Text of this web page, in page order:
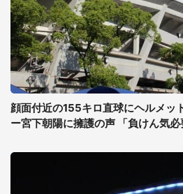
顔面付近の155キロ直球にヘルメッ
ー宮下朝陽に擁護の声 「負けん気